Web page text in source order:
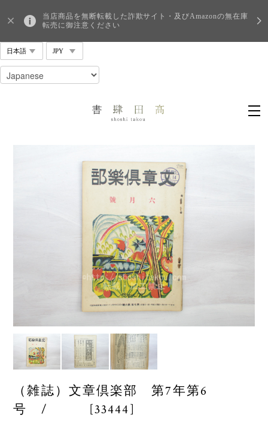
当店商品を無断転載した詐欺サイト・及びAmazonの無在庫
転売に御注意ください
（雑誌）文章倶楽部 第7年第6
号 / [33444]